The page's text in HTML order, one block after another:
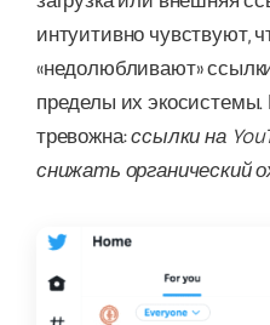
интуитивно чувствуют,
«недолюбливают»
пределы их
тревожна:ссылки на
снижать органический